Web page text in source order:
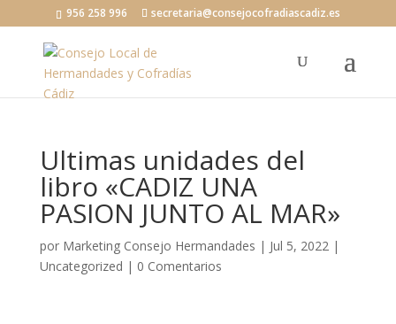
956 258 996 secretaria@consejocofradiascadiz.es
Ultimas unidades del
libro «CADIZ UNA
PASION JUNTO AL MAR»
por Marketing Consejo Hermandades | Jul 5, 2022|
Uncategorized | 0 Comentarios